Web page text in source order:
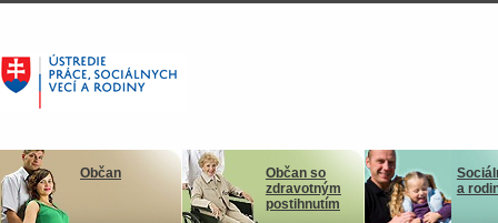
Občan
Občan so
zdravotným
postihnutím
a